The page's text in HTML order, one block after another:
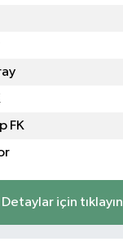
FK
Detaylar için tıklayın